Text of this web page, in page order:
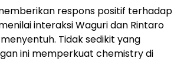
respons positif terhadap
interaksi Waguri dan Rintaro
Tidak sedikit yang
ini memperkuat chemistry di